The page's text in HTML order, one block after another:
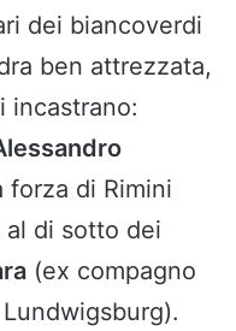
dei biancoverdi
ben attrezzata,
incastrano:
forza di Rimini
di sotto dei
(ex compagno